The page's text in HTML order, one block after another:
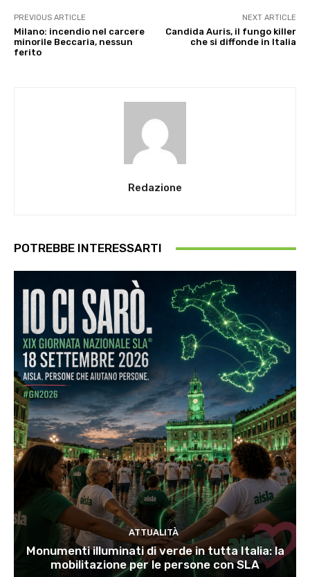
PREVIOUS ARTICLE
Milano: incendio nel carcere
minorile Beccaria, nessun
ferito
NEXT ARTICLE
Candida Auris, il fungo killer
che si diffonde in Italia
Redazione
POTREBBE INTERESSARTI
ATTUALITÀ
Monumenti illuminati di verde in tutta Italia: la
mobilitazione per le persone con SLA